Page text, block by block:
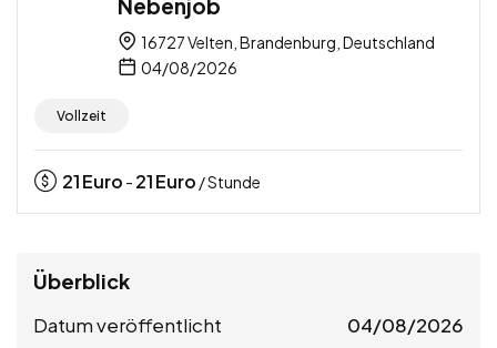
Nebenjob
16727 Velten, Brandenburg, Deutschland
04/08/2026
Vollzeit
21Euro - 21Euro / Stunde
Überblick
Datum veröffentlicht 04/08/2026